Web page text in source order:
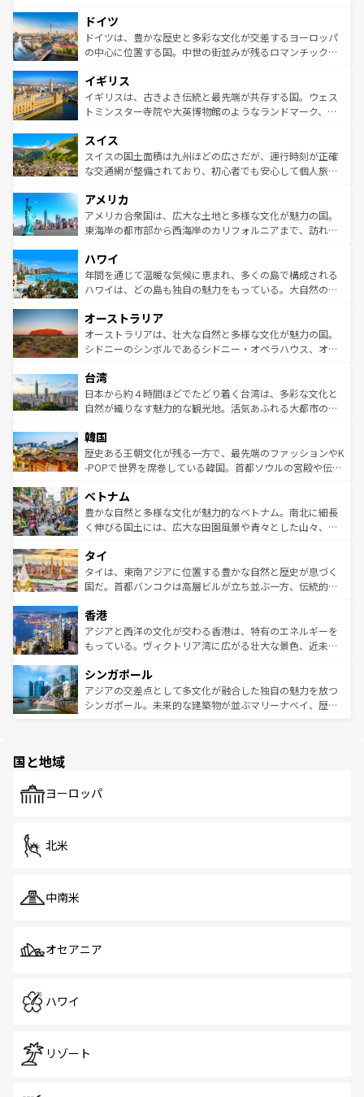
せる。地方によって風土や気候が異なるスペインはその個
性で訪れる人を魅了する。 なお、新着のスペイン情報は コ
ンテンツ一覧を参照してほしい。
で、幅広い魅力が詰まっている。華麗な宮殿、歴史的な大
聖堂、美しいビーチ、そして豊かな自然が、訪れる者を心
から魅了する。また、フランスは美食の国としても知ら
いる。シャンパンの発祥地であるランス、プロヴァンスの
香り高いラベンダー畑など、多彩な楽しみ方が可能だ。さ
らに、パリ以外の地域にも魅力が溢れており、どの街角に
れる地方に足を運ぶとそれぞれで全く異なる文化を体験で
きるだろう。 なお、新着のフランス情報はコンテンツ一覧
を参照してほしい。
ドイツ
ドイツは、豊かな歴史と多彩な文化が交差するヨーロッパ
の中心に位置する国。中世の街並みが残るロマンチック街
顔を持つこの国は、どこを歩いても飽きることがない。ベ
ルリンの文化的活気、バイエルン州のアルプスの絶景、そ
してライン川沿いのワイン畑といった風景は必見。ビール
は、お酒好きな人にはぜひ体験してほしい。 なお、新着の
ドイツ情報はコンテンツ一覧を参照してほしい。
イギリス
イギリスは、古きよき伝統と最先端が共存する国。ウェス
トミンスター寺院や大英博物館のようなランドマーク、歴
リアごとに異なる魅力がある。また、優雅なアフタヌーン
ティー、ビール好きにはたまらない英国パブ、サッカー観
戦など、本場だからこそできる体験も豊富。イギリスを旅
ンツ一覧を参照してほしい。
スイス
スイスの国土面積は九州ほどの広さだが、運行時刻が正確
な交通網が整備されており、初心者でも安心して個人旅行
の建物がそのまま残る町や、スイスならではのユニークな
博物館もあり、アルプス観光だけでなく町歩きも満喫する
ことができる。国民の所得が高いため物価も高いが、旅行
ば市内交通費無料で観光を楽しむこともできる。 なお、新
着のスイス情報はコンテンツ一覧 を参照してほしい。
アメリカ
アメリカ合衆国は、広大な土地と多様な文化が魅力の国。
東海岸の都市部から西海岸のカリフォルニアまで、訪れる
のような巨大都市は、観光、ショッピング、エンターテイ
ンメントが詰まった刺激的なスポットだ。一方、アメリカ
西部には大自然が広がり、グランドキャニオンやイエロー
部のニューオーリンズでは、音楽と美食が融合した独特の
文化が魅力。旅行者はアメリカの各地域で異なる魅力を楽
しみながら、その多様性と豊かな歴史を感じることができ
ならではの贅沢な旅のスタイルだ。 なお、新着のアメリカ
情報はコンテンツ一覧を参照してほしい。
ハワイ
年間を通じて温暖な気候に恵まれ、多くの島で構成される
ハワイは、どの島も独自の魅力をもっている。大自然の神
ワイ島は見逃せない。また、定番の観光地といえばオアフ
島だが、静かな自然を求めるならマウイ島やカウアイ島が
おすすめ。エメラルドグリーンに輝く海をはじめ、豊かな
れるおもてなしの心で訪れる人々を迎えてくれるハワイの
人々、おいしいローカルフードやハワイアンミュージッ
ク、伝統的なフラダンスなど、すべてがハワイの魅力を彩
ワイを、存分に味わってほしい。 なお、新着のハワイ情報
はコンテンツ一覧を参照してほしい。
オーストラリア
オーストラリアは、壮大な自然と多様な文化が魅力の国。
シドニーのシンボルであるシドニー・オペラハウス、オー
リアリーフや大陸中央部にそびえるウルル（エアーズロッ
ク）、タスマニアの美しい原生林やケアンズの熱帯雨林な
ど、見どころがたくさん。また、カフェやワイン、オージ
いる。アクティビティも充実しており、サーフィンやダイ
ビング、ハイキングなど、アウトドア好きにはたまらな
い。オーストラリアの多彩な魅力を存分に味わいつくそ
参照してほしい。
台湾
日本から約４時間ほどでたどり着く台湾は、多彩な文化と
自然が織りなす魅力的な観光地。活気あふれる大都市の台
ン）、静ひつな山岳地帯である台湾東部など、都市の喧騒
と山間の静けさが共存しており、訪れる人に新しい発見と
驚きをもたらしてくれる。また、奥深い台湾の食文化も魅
容にもいいと評判のスイーツなど、バラエティ豊かな料理
が味わえる。 なお、新着の台湾情報は コンテンツ一覧を参
照してほしい。
韓国
歴史ある王朝文化が残る一方で、最先端のファッションやK
-POPで世界を席巻している韓国。首都ソウルの宮殿や伝統
き、地方に足を延ばせば四季折々の自然美を楽しむことが
できる。そして、キムチや焼肉、絶品のストリートフード
まで、さまざまな韓国料理が待っている。夜には、韓国な
リティに包まれながら、韓国の多彩な魅力を心ゆくまで味
わってみてほしい。 なお、新着の韓国情報はコンテンツ一
覧を参照してほしい。
ベトナム
豊かな自然と多様な文化が魅力的なベトナム。南北に細長
く伸びる国土には、広大な田園風景や青々とした山々、世
急速な発展と共に伝統が息づく。ハノイの古い町並みやホ
ーチミン市のフランス統治時代の建物も、独特の雰囲気を
醸し出している。また、バラエティの豊かさとおいしさで
とつ。フォーやバインミー、ベトナムコーヒーなどは、ぜ
ひ現地で味わいたい。どの地域を訪れてもあたたかい人々
が旅行者を迎えてくれるので、きっと忘れられない旅にな
参照してほしい。
タイ
タイは、東南アジアに位置する豊かな自然と歴史が息づく
国だ。首都バンコクは高層ビルが立ち並ぶ一方、伝統的な
の活気が交差している。北部ではチェンマイなどの山岳地
帯で自然と触れ合い、南部ではプーケットやクラビの美し
いビーチでリゾート気分を楽しむことができる。タイ料理
激する。気候は一年中温暖で、どの季節にも異なる楽しみ
が待っている。親しみやすいタイの人々、仏教を中心とし
た文化、そして多様な観光資源が、訪れる旅人を魅了し続
香港
アジアと西洋の文化が交わる香港は、特有のエネルギーを
もっている。ヴィクトリア湾に広がる壮大な景色、近未来
み、どこを訪れても感動するはず。観光スポットが密集し
ており、効率よく見どころを回れるのも魅力。息をのむよ
うな絶景から文化的な体験まで、香港を存分に楽しみ尽く
シンガポール
アジアの交差点として多文化が融合した独自の魅力を放つ
シンガポール。未来的な建築物が並ぶマリーナベイ、歴史
で、ホーカーズは地元の風情を楽しめる外せないスポット
国と地域
ヨーロッパ
北米
中南米
オセアニア
ハワイ
リゾート